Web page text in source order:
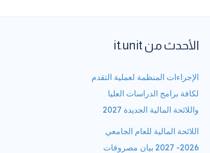
الأحدث من it.unit
الإجراءات المنظمة لعملية التقدم
لكافة برامج الدراسات العليا
واللائحة المالية الجديدة 2027
اللائحة المالية للعام الجامعي
2026- 2027 بيان مصروفات